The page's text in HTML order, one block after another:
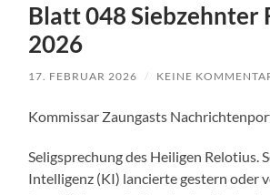
Blatt 048 Siebzehnter
2026
17. FEBRUAR 2026 / KEINE
Kommissar Zaungasts
Seligsprechung des Heiligen Relotius.
Intelligenz (KI) lancierte gestern oder